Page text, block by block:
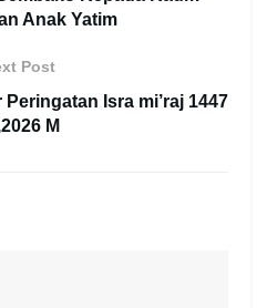
Anak Yatim
Post
Isra mi’raj 1447
M